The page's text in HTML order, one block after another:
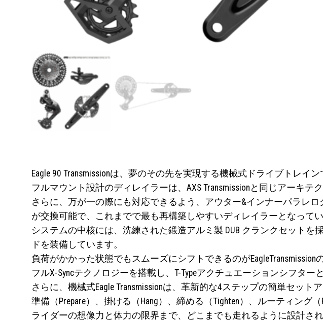
Eagle 90 Transmissionは、夢のその先を実現する機械式ドライブトレイン
フルマウント設計のディレイラーは、AXS Transmissionと同じアーキテ
さらに、万が一の際にも対応できるよう、アウター&インナーパラレ
が交換可能で、これまでで最も再構築しやすいディレイラーとなってい
システムの中核には、洗練された鍛造アルミ製 DUB クランクセット
ドを装備しています。
負荷がかかった状態でもスムーズにシフトできるのがEagleTransmission
フルX-Syncテクノロジーを搭載し、T-Typeアクチュエーションシフタ
さらに、機械式Eagle Transmissionは、革新的な4ステップの簡単セット
準備（Prepare）、掛ける（Hang）、締める（Tighten）、ルーティン
ライダーの想像力と体力の限界まで、どこまでも走れるように設計され